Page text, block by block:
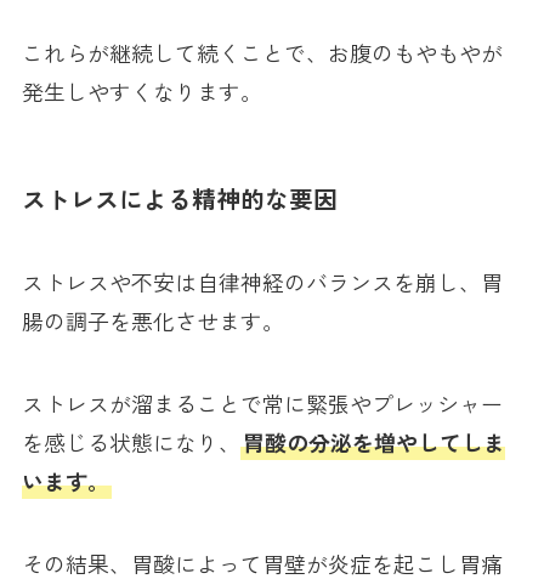
これらが継続して続くことで、お腹のもやもやが
発生しやすくなります。
ストレスによる精神的な要因
ストレスや不安は自律神経のバランスを崩し、胃
腸の調子を悪化させます。
ストレスが溜まることで常に緊張やプレッシャー
を感じる状態になり、 胃酸の分泌を増やしてしま
います。
その結果、胃酸によって胃壁が炎症を起こし胃痛